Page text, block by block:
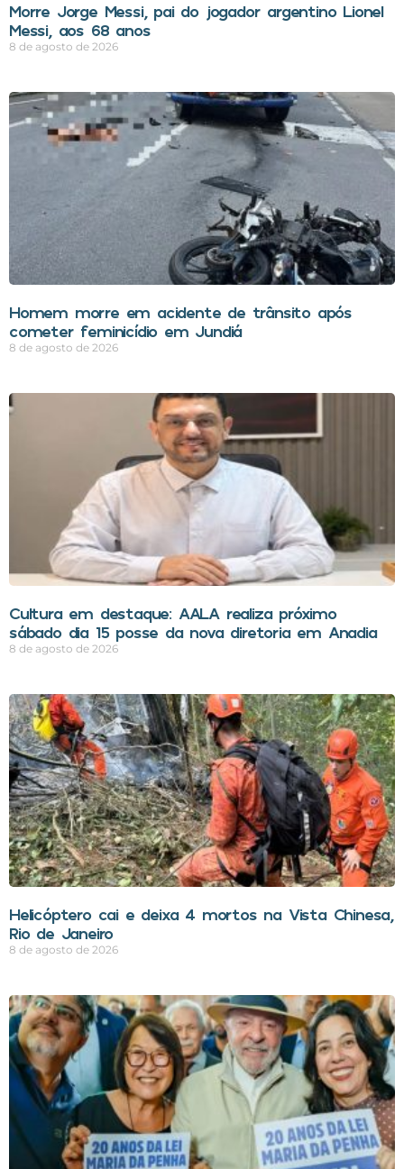
Morre Jorge Messi, pai do jogador argentino Lionel
Messi, aos 68 anos
8 de agosto de 2026
Homem morre em acidente de trânsito após
cometer feminicídio em Jundiá
8 de agosto de 2026
Cultura em destaque: AALA realiza próximo
sábado dia 15 posse da nova diretoria em Anadia
8 de agosto de 2026
Helicóptero cai e deixa 4 mortos na Vista Chinesa,
Rio de Janeiro
8 de agosto de 2026